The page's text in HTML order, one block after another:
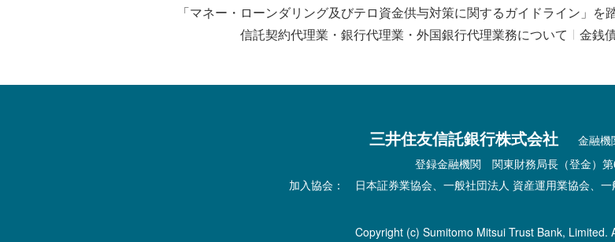
「マネー・ローンダリング及びテロ資金供与対策に関するガイドライン」を
信託契約代理業・銀行代理業・外国銀行代理業務について
金銭
三井住友信託銀行株式会社
金融機
登録金融機関 関東財務局長（登金）
加入協会： 日本証券業協会、一般社団法人 資産運用業協会、
Copyright (c) Sumitomo Mitsui Trust Bank, Limited.